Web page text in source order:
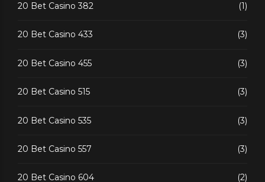
20 Bet Casino 382 (1)
20 Bet Casino 433 (3)
20 Bet Casino 455 (3)
20 Bet Casino 515 (3)
20 Bet Casino 535 (3)
20 Bet Casino 557 (3)
20 Bet Casino 604 (2)